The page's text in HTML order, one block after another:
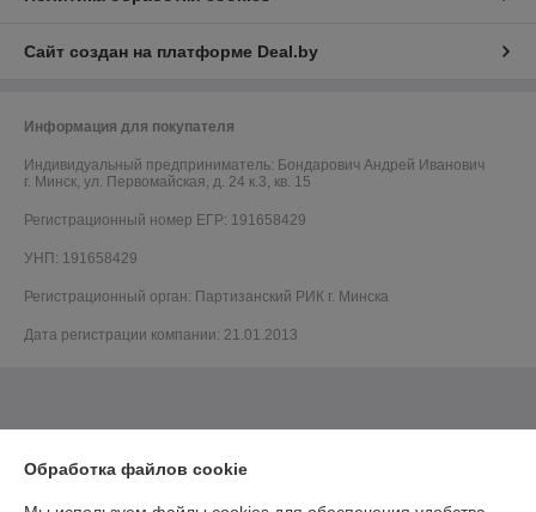
Сайт создан на платформе Deal.by
Информация для покупателя
Индивидуальный предприниматель: Бондарович Андрей Иванович
г. Минск, ул. Первомайская, д. 24 к.3, кв. 15
Регистрационный номер ЕГР: 191658429
УНП: 191658429
Регистрационный орган: Партизанский РИК г. Минска
Дата регистрации компании: 21.01.2013
Обработка файлов cookie